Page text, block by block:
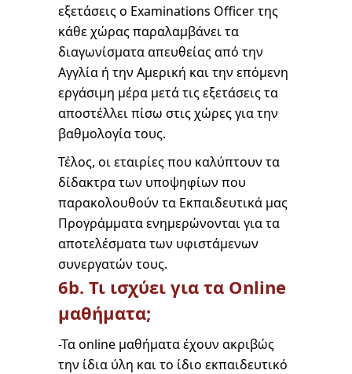
εξετάσεις ο Examinations Officer της
κάθε χώρας παραλαμβάνει τα
διαγωνίσματα απευθείας από την
Αγγλία ή την Αμερική και την επόμενη
εργάσιμη μέρα μετά τις εξετάσεις τα
αποστέλλει πίσω στις χώρες για την
βαθμολογία τους.
Τέλος, οι εταιρίες που καλύπτουν τα
δίδακτρα των υποψηφίων που
παρακολουθούν τα Εκπαιδευτικά μας
Προγράμματα ενημερώνονται για τα
αποτελέσματα των υφιστάμενων
συνεργατών τους.
6b. Τι ισχύει για τα Online
μαθήματα;
-Τα online μαθήματα έχουν ακριβώς
την ίδια ύλη και το ίδιο εκπαιδευτικό